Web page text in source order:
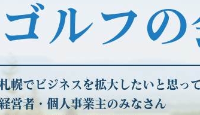
ゴルフ
幌でビジネスを拡大したいと思っ
営者・個人事業主のみなさん